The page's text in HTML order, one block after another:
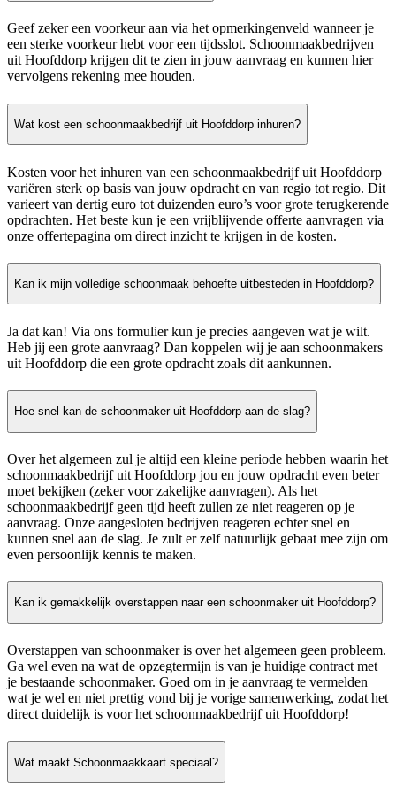
Geef zeker een voorkeur aan via het opmerkingenveld wanneer je
een sterke voorkeur hebt voor een tijdsslot. Schoonmaakbedrijven
uit Hoofddorp krijgen dit te zien in jouw aanvraag en kunnen hier
vervolgens rekening mee houden.
Wat kost een schoonmaakbedrijf uit Hoofddorp inhuren?
Kosten voor het inhuren van een schoonmaakbedrijf uit Hoofddorp
variëren sterk op basis van jouw opdracht en van regio tot regio. Dit
varieert van dertig euro tot duizenden euro’s voor grote terugkerende
opdrachten. Het beste kun je een vrijblijvende offerte aanvragen via
onze offertepagina om direct inzicht te krijgen in de kosten.
Kan ik mijn volledige schoonmaak behoefte uitbesteden in Hoofddorp?
Ja dat kan! Via ons formulier kun je precies aangeven wat je wilt.
Heb jij een grote aanvraag? Dan koppelen wij je aan schoonmakers
uit Hoofddorp die een grote opdracht zoals dit aankunnen.
Hoe snel kan de schoonmaker uit Hoofddorp aan de slag?
Over het algemeen zul je altijd een kleine periode hebben waarin het
schoonmaakbedrijf uit Hoofddorp jou en jouw opdracht even beter
moet bekijken (zeker voor zakelijke aanvragen). Als het
schoonmaakbedrijf geen tijd heeft zullen ze niet reageren op je
aanvraag. Onze aangesloten bedrijven reageren echter snel en
kunnen snel aan de slag. Je zult er zelf natuurlijk gebaat mee zijn om
even persoonlijk kennis te maken.
Kan ik gemakkelijk overstappen naar een schoonmaker uit Hoofddorp?
Overstappen van schoonmaker is over het algemeen geen probleem.
Ga wel even na wat de opzegtermijn is van je huidige contract met
je bestaande schoonmaker. Goed om in je aanvraag te vermelden
wat je wel en niet prettig vond bij je vorige samenwerking, zodat het
direct duidelijk is voor het schoonmaakbedrijf uit Hoofddorp!
Wat maakt Schoonmaakkaart speciaal?